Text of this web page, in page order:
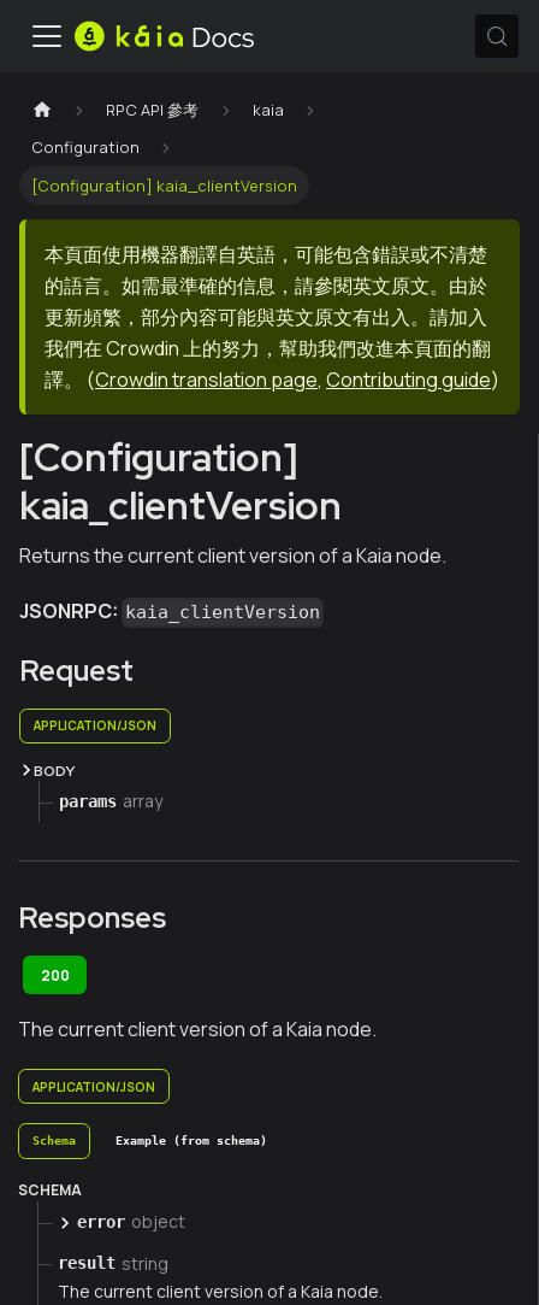
RPC API 參考
kaia
Configuration
[Configuration] kaia_clientVersion
本頁面使用機器翻譯自英語，可能包含錯誤或不清楚
的語言。如需最準確的信息，請參閱英文原文。由於
更新頻繁，部分內容可能與英文原文有出入。請加入
我們在 Crowdin 上的努力，幫助我們改進本頁面的翻
譯。
(Crowdin translation page, Contributing guide)
[Configuration]
kaia_clientVersion
Returns the current client version of a Kaia node.
JSONRPC: kaia_clientVersion
Request
APPLICATION/JSON
BODY
params array
Responses
200
The current client version of a Kaia node.
APPLICATION/JSON
Schema Example (from schema)
SCHEMA
error object
result string
The current client version of a Kaia node.